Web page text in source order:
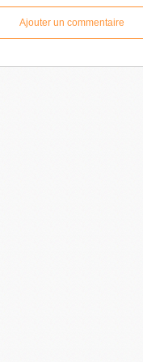
Ajouter un commentaire